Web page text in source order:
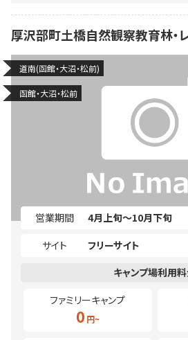
厚沢部町土橋自然観察教育林・
道南(函館・大沼・松前)
函館・大沼・松前
営業期間
4月上旬～10月下旬
サイト
フリーサイト
ファミリーキャンプ
0